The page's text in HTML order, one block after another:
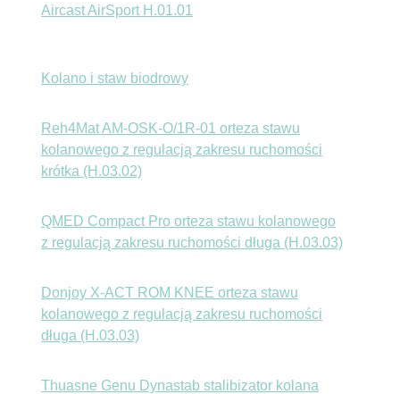
Aircast AirSport H.01.01
Kolano i staw biodrowy
Reh4Mat AM-OSK-O/1R-01 orteza stawu
kolanowego z regulacją zakresu ruchomości
krótka (H.03.02)
QMED Compact Pro orteza stawu kolanowego
z regulacją zakresu ruchomości długa (H.03.03)
Donjoy X-ACT ROM KNEE orteza stawu
kolanowego z regulacją zakresu ruchomości
długa (H.03.03)
Thuasne Genu Dynastab stalibizator kolana